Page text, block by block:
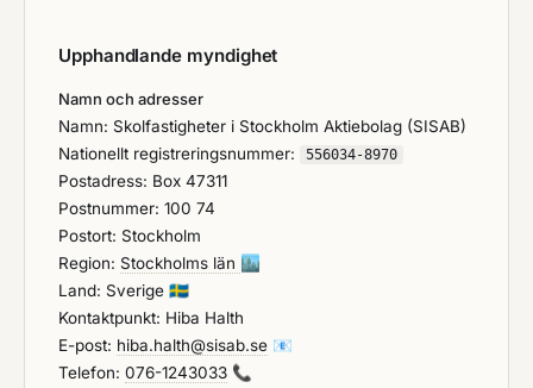
Upphandlande myndighet
Namn och adresser
Namn: Skolfastigheter i Stockholm Aktiebolag (SISAB)
Nationellt registreringsnummer:
556034-8970
Postadress: Box 47311
Postnummer: 100 74
Postort: Stockholm
Region: Stockholms län 🏙️
Land: Sverige 🇸🇪
Kontaktpunkt: Hiba Halth
E-post: hiba.halth@sisab.se 📧
Telefon: 076-1243033 📞